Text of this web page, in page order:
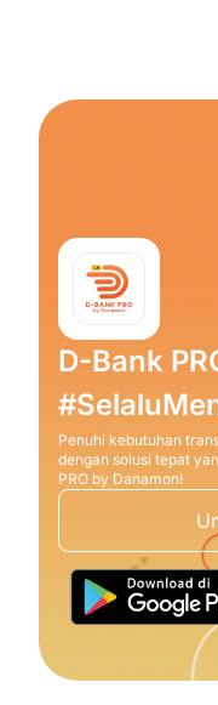
D-Bank
Penuhi kebutuhan
dengan solusi tepat
PRO by Danamon!